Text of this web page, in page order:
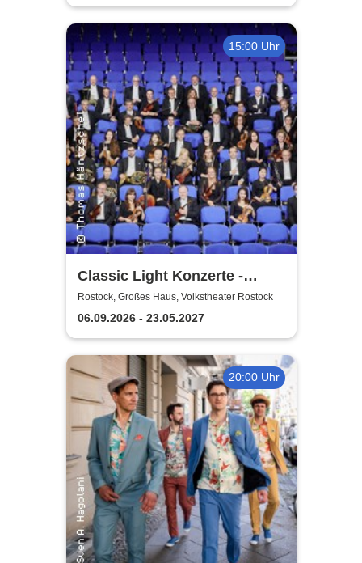
15:00 Uhr
Classic Light Konzerte -
Volkstheater Rostock
Rostock, Großes Haus, Volkstheater Rostock
06.09.2026 - 23.05.2027
20:00 Uhr